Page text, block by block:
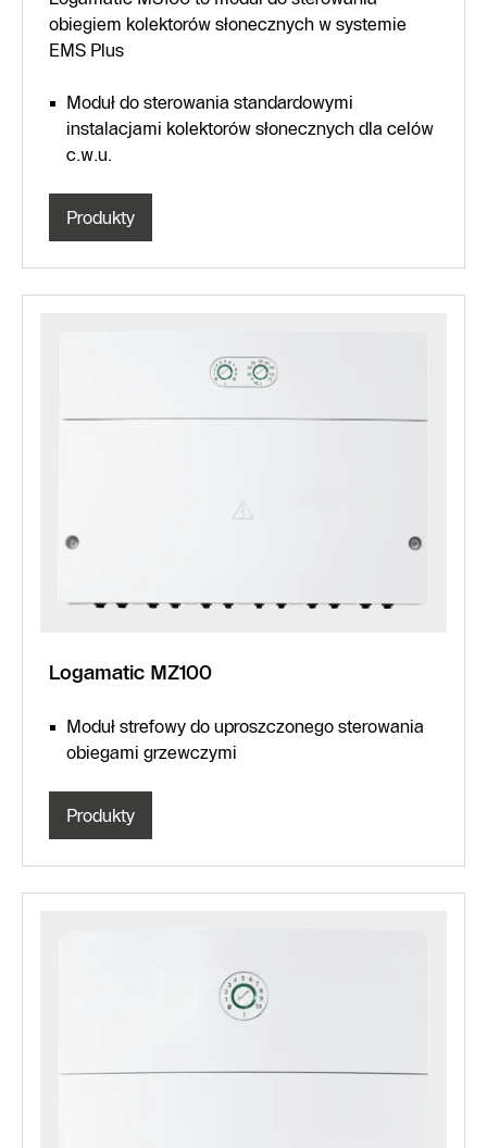
obiegiem kolektorów słonecznych w systemie
EMS Plus
Moduł do sterowania standardowymi
instalacjami kolektorów słonecznych dla celów
c.w.u.
Produkty
Logamatic MZ100
Moduł strefowy do uproszczonego sterowania
obiegami grzewczymi
Produkty